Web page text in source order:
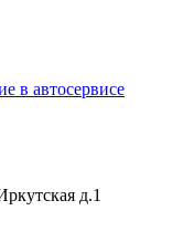
в автосервисе
д.1